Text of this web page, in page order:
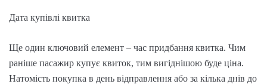
Дата купівлі квитка
Ще один ключовий елемент – час придбання квитка. Чим
раніше пасажир купує квиток, тим вигіднішою буде ціна.
Натомість покупка в день відправлення або за кілька днів до